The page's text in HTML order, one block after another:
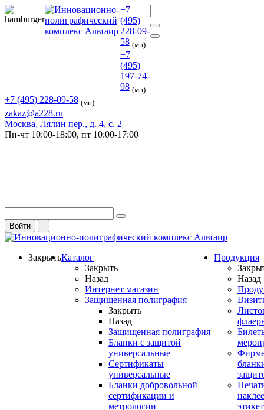
+7
(495)
228-09-
58 (мн)
+7
(495)
197-74-
98 (мн)
+7 (495) 228-09-58 (мн)
zakaz@a228.ru
Москва, Лялин пер., д. 4, с. 2
Пн-чт 10:00-18:00, пт 10:00-17:00
Войти
ЗакрытьКаталог
Закрыть
Назад
Интернет магазин
Защищенная полиграфия
Закрыть
Назад
Защищенная полиграфия
Бланки с защитой
универсальные
Сертификаты
универсальные
Бланки добровольной
сертификации и
метрологии
Продукция
Назад